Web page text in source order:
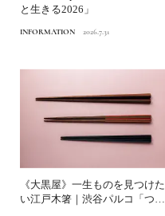
と生きる2026」
INFORMATION 2026.7.31
《大黒屋》一生ものを見つけた
い江戸木箸｜渋谷パルコ「つく